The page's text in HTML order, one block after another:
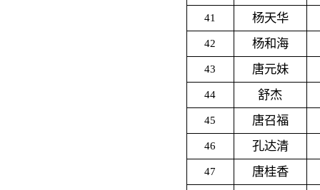
41 杨天华
42 杨和海
43 唐元妹
44 舒杰
45 唐召福
46 孔达清
47 唐桂香